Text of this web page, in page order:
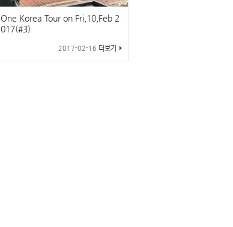
One Korea Tour on Fri,10,Feb 2
017(#3)
2017-02-16 더보기